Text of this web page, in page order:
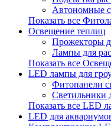
Автономные
Показать все
Освещение теплиц
Прожекторы
Лампы для
Показать все
LED лампы для
Фитопанели
Светильники
Показать все LED
LED для